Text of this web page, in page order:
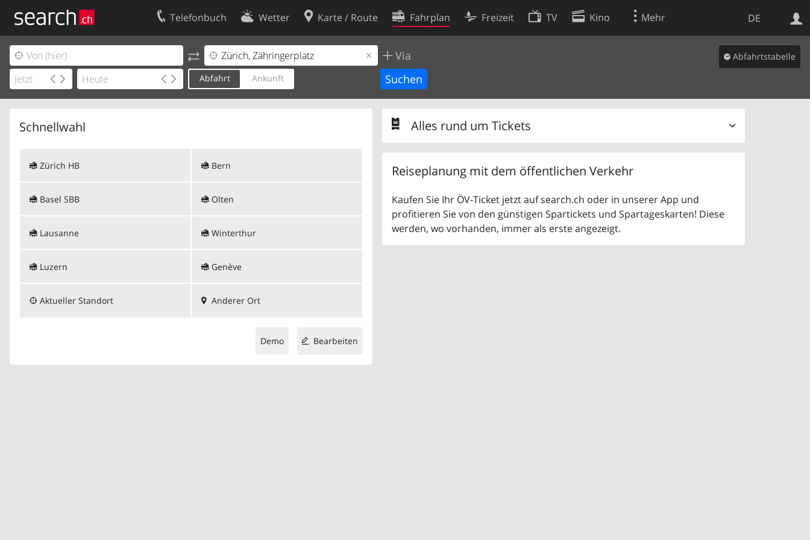
DE
Telefonbuch Wetter Karte / Route Fahrplan Freizeit TV Kino Mehr
Via
Abfahrt Ankunft
Abfahrtstabelle
Schnellwahl
Zürich HB
Basel SBB
Lausanne
Luzern
Bern
Olten
Winterthur
Genève
Aktueller Standort Anderer Ort
Bearbeiten
Demo
Alles rund um Tickets
Reiseplanung mit dem öffentlichen Verkehr
Kaufen Sie Ihr ÖV-Ticket jetzt auf search.ch oder in unserer App und
profitieren Sie von den günstigen Spartickets und Spartageskarten! Diese
werden, wo vorhanden, immer als erste angezeigt.
Ihr Eintrag
Kundencenter Geschäftskunden
Kontakt
Nutzungsbedingungen
Cookie-Einstellungen